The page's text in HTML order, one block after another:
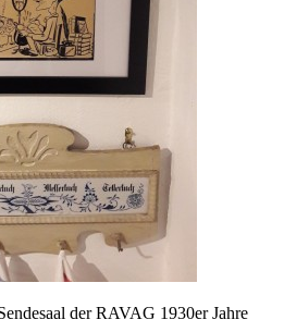
der RAVAG 1930er Jahre